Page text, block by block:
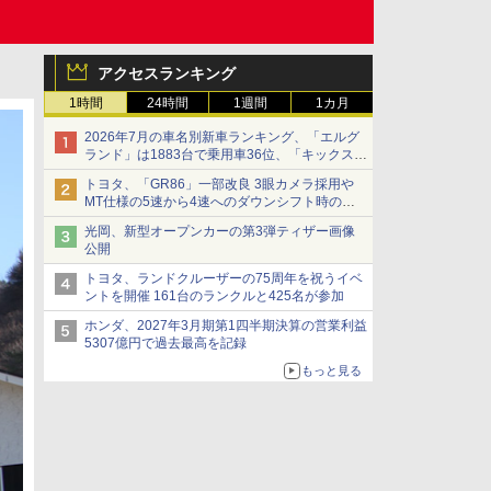
アクセスランキング
1時間 24時間 1週間 1カ月
2026年7月の車名別新車ランキング、「エルグ
ランド」は1883台で乗用車36位、「キックス」
は2591台で27位に
トヨタ、「GR86」一部改良 3眼カメラ採用や
MT仕様の5速から4速へのダウンシフト時の操
作性向上など
光岡、新型オープンカーの第3弾ティザー画像
公開
トヨタ、ランドクルーザーの75周年を祝うイベ
ントを開催 161台のランクルと425名が参加
ホンダ、2027年3月期第1四半期決算の営業利益
5307億円で過去最高を記録
もっと見る